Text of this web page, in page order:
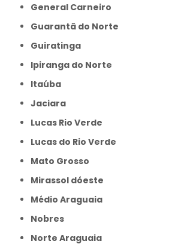
General Carneiro
Guarantã do Norte
Guiratinga
Ipiranga do Norte
Itaúba
Jaciara
Lucas Rio Verde
Lucas do Rio Verde
Mato Grosso
Mirassol dóeste
Médio Araguaia
Nobres
Norte Araguaia